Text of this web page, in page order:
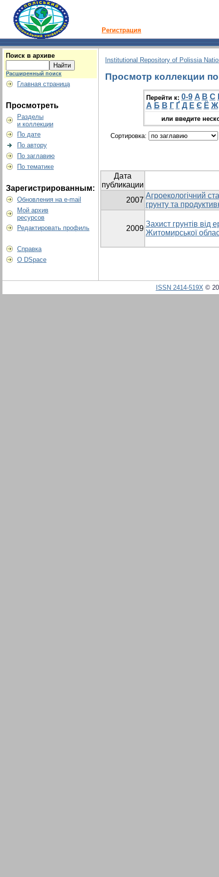
Регистрация
Поиск в архиве
Расширенный поиск
Главная страница
Просмотреть
Разделы
и коллекции
По дате
По автору
По заглавию
По тематике
Зарегистрированным:
Обновления на e-mail
Мой архив
ресурсов
Редактировать профиль
Справка
О DSpace
Institutional Repository of Polissia
Просмотр коллекции
Перейти к: 0-9 A B C
А Б В Г Ґ Д Е Є Ё Ж
или введите
Сортировка:
Дата
публикации
2007
Агроекологічний
грунту та
2009
Захист грунтів від
Житомирської
ISSN 2414-519X©